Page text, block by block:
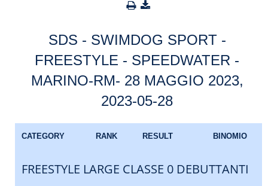
SDS - SWIMDOG SPORT -
FREESTYLE - SPEEDWATER -
MARINO-RM- 28 MAGGIO 2023,
2023-05-28
CATEGORY RANK RESULT BINOMIO
FREESTYLE LARGE CLASSE 0 DEBUTTANTI